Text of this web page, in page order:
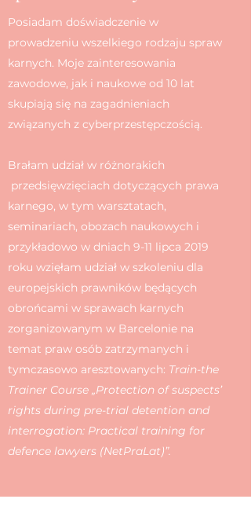
Posiadam doświadczenie w
prowadzeniu wszelkiego rodzaju spraw
karnych. Moje zainteresowania
zawodowe, jak i naukowe od 10 lat
skupiają się na zagadnieniach
związanych z cyberprzestępczością.
Brałam udział w różnorakich
przedsięwzięciach dotyczących prawa
karnego, w tym warsztatach,
seminariach, obozach naukowych i
przykładowo w dniach 9-11 lipca 2019
roku wzięłam udział w szkoleniu dla
europejskich prawników będących
obrońcami w sprawach karnych
zorganizowanym w Barcelonie na
temat praw osób zatrzymanych i
tymczasowo aresztowanych: Train-the
Trainer Course „Protection of suspects’
rights during pre-trial detention and
interrogation: Practical training for
defence lawyers (NetPraLat)”.